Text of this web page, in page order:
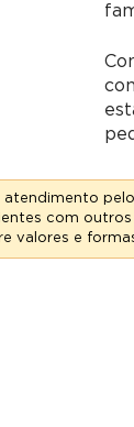
atendimento
com
valores e